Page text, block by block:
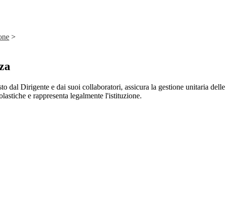
>
dal Dirigente e dai suoi collaboratori, assicura la gestione unitaria delle
e rappresenta legalmente l'istituzione.